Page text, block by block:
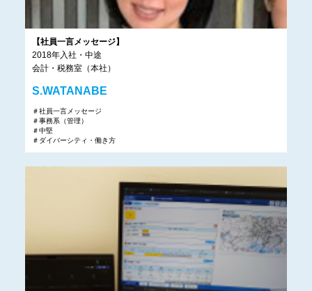
【社員一言メッセージ】
2018年入社・中途
会計・税務室（本社）
S.WATANABE
＃社員一言メッセージ
＃事務系（管理）
＃中堅
＃ダイバーシティ・働き方